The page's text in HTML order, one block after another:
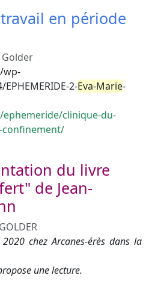
en période
Golder
wp-
2-Eva-Marie-
clinique-du-
confinement/
du livre
de Jean-
chez Arcanes-érès dans la
une lecture.